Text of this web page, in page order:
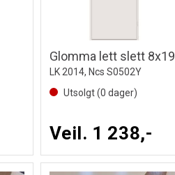
Glomma lett slett 8x19
LK 2014, Ncs S0502Y
Utsolgt (0 dager)
Veil. 1 238,-